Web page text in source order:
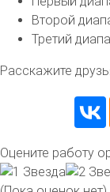
Второй
Третий
Расскажите
Оцените работу